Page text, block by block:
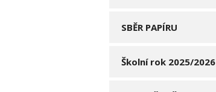
SBĚR PAPÍRU
Školní rok 2025/2026